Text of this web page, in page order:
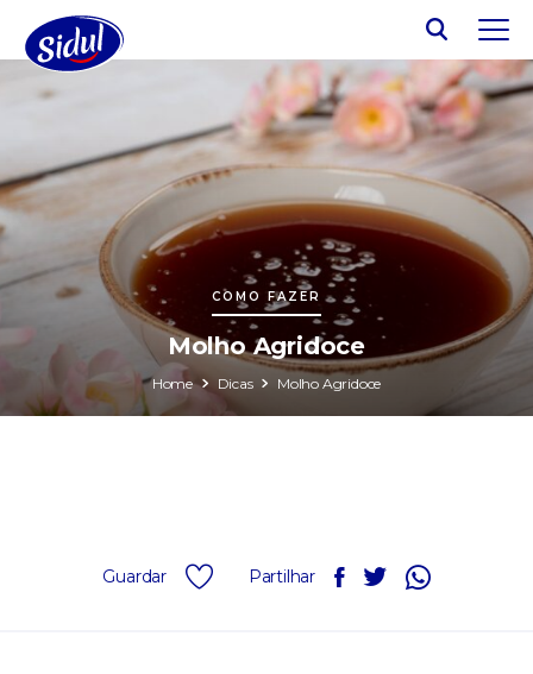
COMO FAZER
Molho Agridoce
Home Dicas Molho Agridoce
Guardar Partilhar